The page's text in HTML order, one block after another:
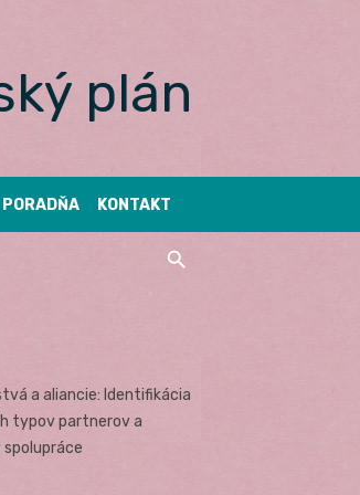
plán
PORADŇA KONTAKT
a aliancie: Identifikácia
typov partnerov a